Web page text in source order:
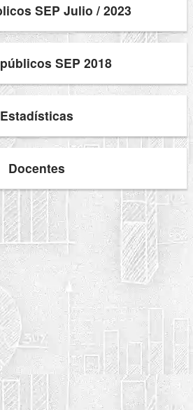
SEP Julio / 2023
SEP 2018
Estadísticas
Docentes